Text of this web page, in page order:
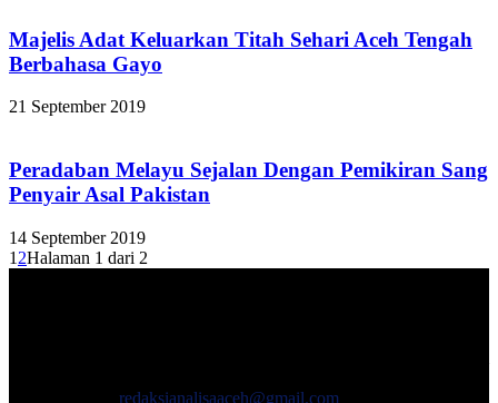
Majelis Adat Keluarkan Titah Sehari Aceh Tengah
Berbahasa Gayo
21 September 2019
Peradaban Melayu Sejalan Dengan Pemikiran Sang
Penyair Asal Pakistan
14 September 2019
1 2Halaman 1 dari 2
redaksianalisaaceh@gmail.com